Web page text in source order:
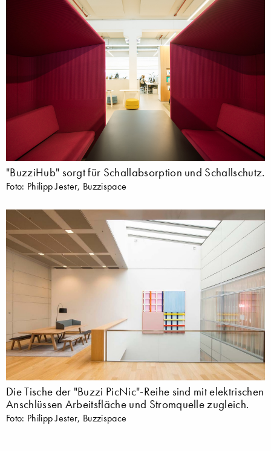
"BuzziHub" sorgt für Schallabsorption und Schallschutz.
Foto: Philipp Jester, Buzzispace
Die Tische der "Buzzi PicNic"-Reihe sind mit elektrischen
Anschlüssen Arbeitsfläche und Stromquelle zugleich.
Foto: Philipp Jester, Buzzispace